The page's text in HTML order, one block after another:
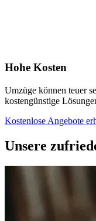
Hohe Kosten
Umzüge können teuer
kostengünstige
Kostenlose Angebote
Unsere